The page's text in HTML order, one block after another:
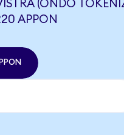
(ONDO
APPON